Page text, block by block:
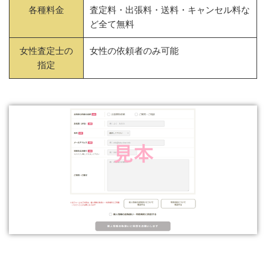
各種料金
査定料・出張料・送料・キャンセル料な
ど全て無料
女性査定士の
指定
女性の依頼者のみ可能